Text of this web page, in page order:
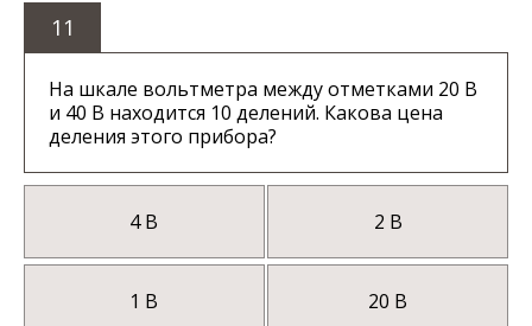
11
На шкале вольтметра между отметками 20 В
и 40 В находится 10 делений. Какова цена
деления этого прибора?
4 В 2 В
1 В 20 В